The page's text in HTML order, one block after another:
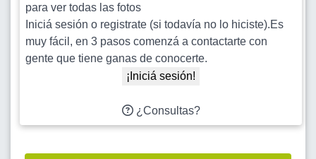
para ver todas las fotos
Iniciá sesión o registrate (si todavía no lo hiciste).Es
muy fácil, en 3 pasos comenzá a contactarte con
gente que tiene ganas de conocerte.
¡Iniciá sesión!
¿Consultas?